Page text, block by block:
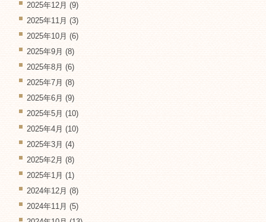
2025年12月 (9)
2025年11月 (3)
2025年10月 (6)
2025年9月 (8)
2025年8月 (6)
2025年7月 (8)
2025年6月 (9)
2025年5月 (10)
2025年4月 (10)
2025年3月 (4)
2025年2月 (8)
2025年1月 (1)
2024年12月 (8)
2024年11月 (5)